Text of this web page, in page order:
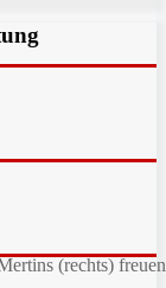
(rechts)